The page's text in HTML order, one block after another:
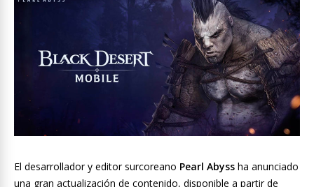
El desarrollador y editor surcoreano Pearl Abyss ha anunciado
una gran actualización de contenido, disponible a partir de